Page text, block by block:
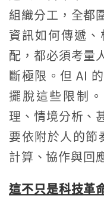
組織分工，全都
資訊如何傳遞
配，都必須考量
斷極限。但 AI
擺脫這些限制
理、情境分析、
要依附於人的節
計算、協作與回
這不只是科技革